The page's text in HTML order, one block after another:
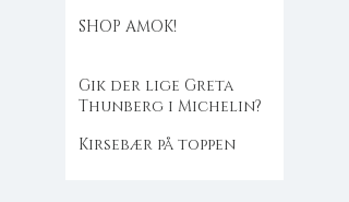
SHOP AMOK!
Gik der lige Greta
Thunberg i Michelin?
Kirsebær på toppen